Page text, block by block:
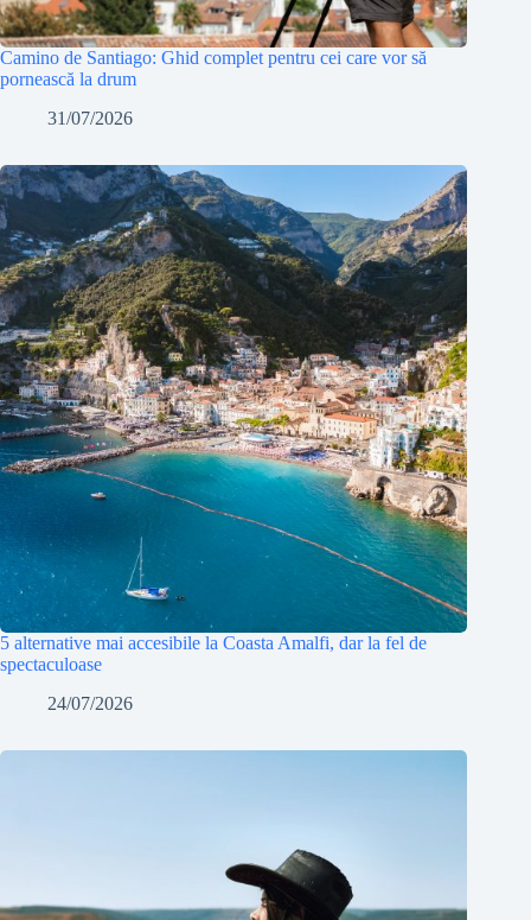
Camino de Santiago: Ghid complet pentru cei care vor să
pornească la drum
31/07/2026
5 alternative mai accesibile la Coasta Amalfi, dar la fel de
spectaculoase
24/07/2026